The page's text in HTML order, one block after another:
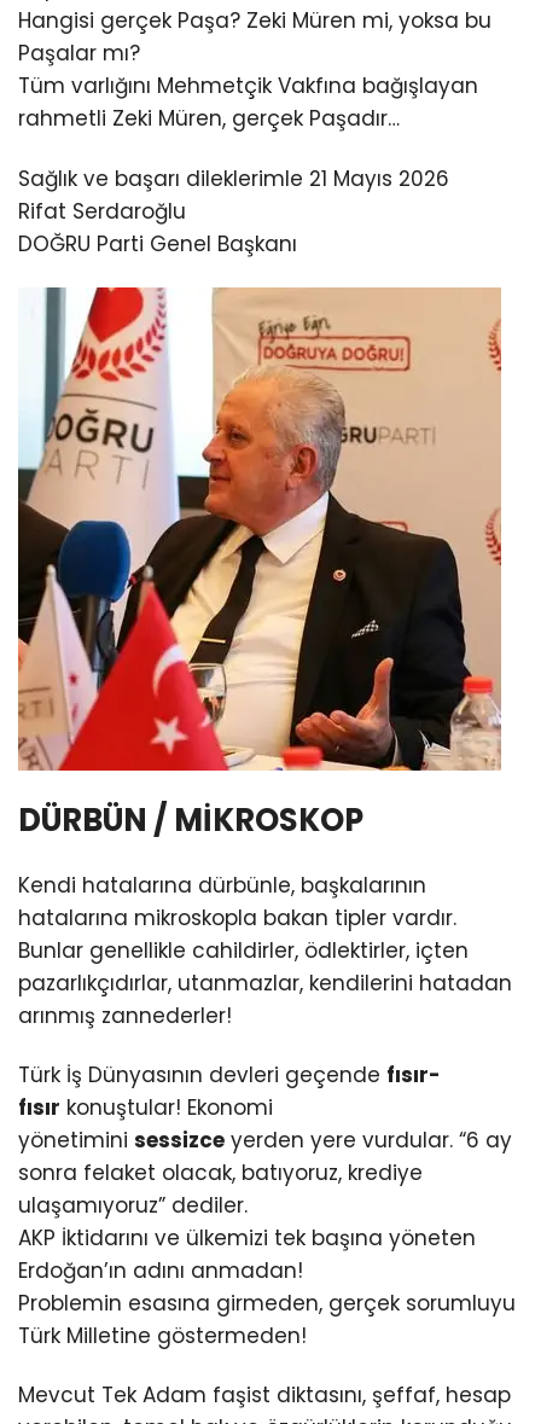
Hangisi gerçek Paşa? Zeki Müren mi, yoksa bu
Paşalar mı?
Tüm varlığını Mehmetçik Vakfına bağışlayan
rahmetli Zeki Müren, gerçek Paşadır…
Sağlık ve başarı dileklerimle 21 Mayıs 2026
Rifat Serdaroğlu
DOĞRU Parti Genel Başkanı
DÜRBÜN / MİKROSKOP
Kendi hatalarına dürbünle, başkalarının
hatalarına mikroskopla bakan tipler vardır.
Bunlar genellikle cahildirler, ödlektirler, içten
pazarlıkçıdırlar, utanmazlar, kendilerini hatadan
arınmış zannederler!
Türk İş Dünyasının devleri geçende fısır-
fısır konuştular! Ekonomi
yönetimini sessizce yerden yere vurdular. “6 ay
sonra felaket olacak, batıyoruz, krediye
ulaşamıyoruz” dediler.
AKP İktidarını ve ülkemizi tek başına yöneten
Erdoğan’ın adını anmadan!
Problemin esasına girmeden, gerçek sorumluyu
Türk Milletine göstermeden!
Mevcut Tek Adam faşist diktasını, şeffaf, hesap